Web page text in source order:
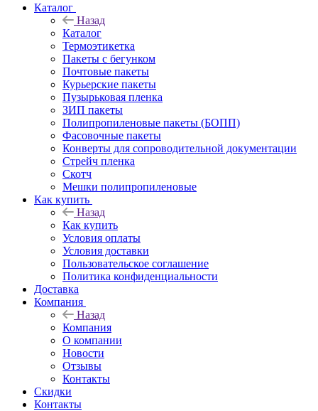
Каталог
Назад
Каталог
Термоэтикетка
Пакеты с бегунком
Почтовые пакеты
Курьерские пакеты
Пузырьковая пленка
ЗИП пакеты
Полипропиленовые пакеты (БОПП)
Фасовочные пакеты
Конверты для сопроводительной документации
Стрейч пленка
Скотч
Мешки полипропиленовые
Как купить
Назад
Как купить
Условия оплаты
Условия доставки
Пользовательское соглашение
Политика конфиденциальности
Доставка
Компания
Назад
Компания
О компании
Новости
Отзывы
Контакты
Скидки
Контакты